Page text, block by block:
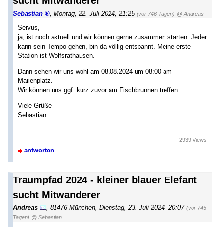
Sebastian Montag, 22. Juli 2024, 21:25 (vor 746 Tagen) @ Andreas
Servus,
ja, ist noch aktuell und wir können gerne zusammen starten. Jeder
kann sein Tempo gehen, bin da völlig entspannt. Meine erste
Station ist Wolfsrathausen.
Dann sehen wir uns wohl am 08.08.2024 um 08:00 am
Marienplatz.
Wir können uns ggf. kurz zuvor am Fischbrunnen treffen.
Viele Grüße
Sebastian
antworten
2939 Views
Traumpfad 2024 - kleiner blauer Elefant
sucht Mitwanderer
Andreas , 81476 München, Dienstag, 23. Juli 2024, 20:07 (vor 745
Tagen) @ Sebastian